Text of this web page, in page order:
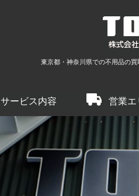
東京都・神奈川県での不用品の買
サービス内容 営業エ